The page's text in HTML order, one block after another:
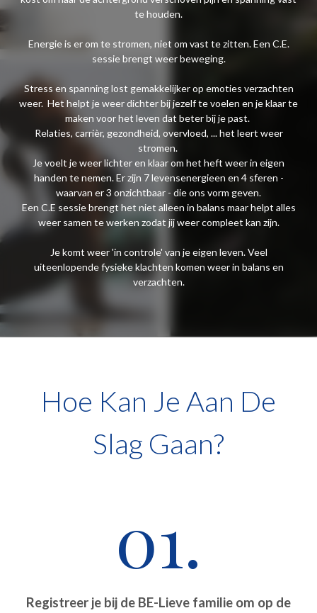
te houden.
Energie is er om te stromen, niet om vast te zitten. Een C.E.
sessie brengt weer beweging.
Stress en spanning lost gemakkelijker op emoties verzachten
weer. Het helpt je weer dichter bij jezelf te voelen en je klaar te
maken voor het leven dat beter bij je past.
Relaties, carrièr, gezondheid, overvloed, ... het leert weer
stromen.
Je voelt je weer lichter en klaar om het heft weer in eigen
handen te nemen. Er zijn 7 levensenergieen en 4 sferen -
waarvan er 3 onzichtbaar - die ons vorm geven.
Een C.E sessie brengt het niet alleen in balans maar helpt alles
weer samen te werken zodat jij weer compleet kan zijn.
Je komt weer 'in controle' van je eigen leven. Veel
uiteenlopende fysieke klachten komen weer in balans en
verzachten.
Hoe Kan Je Aan De
Slag Gaan?
01.
Registreer je bij de BE-Lieve familie om op de